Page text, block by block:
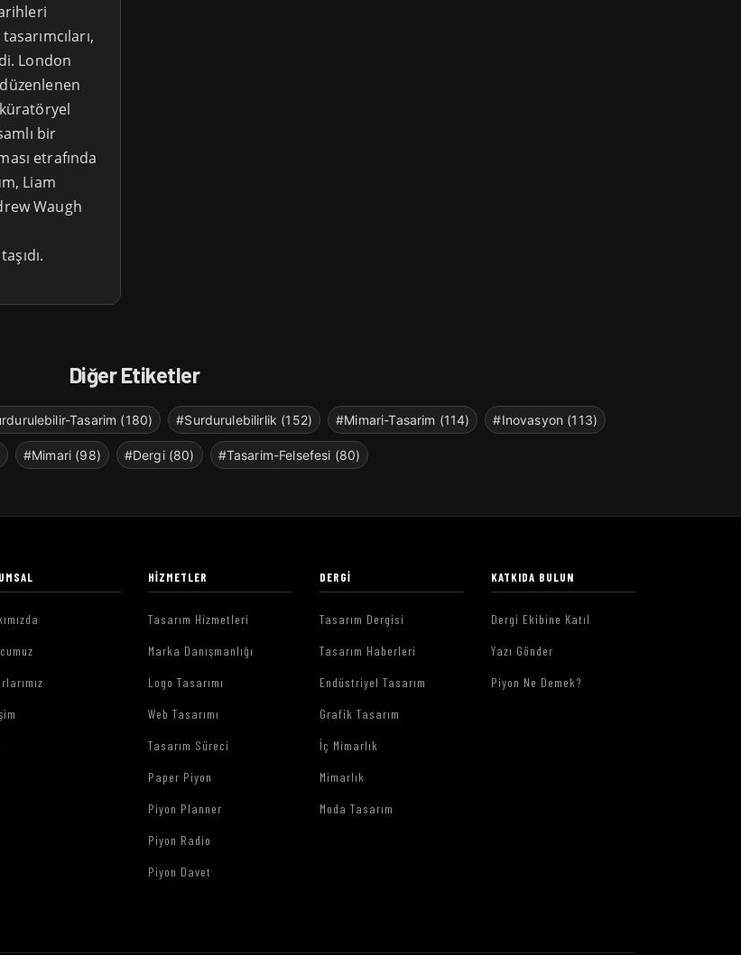
London
bir
etrafında
Liam
Waugh
Diğer Etiketler
Tasarim (180) #Surdurulebilirlik (152) #Mimari-Tasarim (114) #Inovasyon (113)
#Mimari (98) #Dergi (80) #Tasarim-Felsefesi (80)
HIZMETLER
Tasarım Hizmetleri
Marka Danışmanlığı
Logo Tasarımı
Web Tasarımı
Tasarım Süreci
Paper Piyon
Piyon Planner
Piyon Radio
Piyon Davet
DERGI
Tasarım Dergisi
Tasarım Haberleri
Endüstriyel Tasarım
Grafik Tasarım
İç Mimarlık
Mimarlık
Moda Tasarım
KATKIDA BULUN
Dergi Ekibine Katıl
Yazı Gönder
Piyon Ne Demek?